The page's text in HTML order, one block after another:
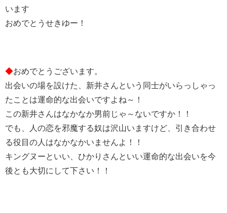
います︎
おめでとうせきゆー！
◆おめでとうございます。
出会いの場を設けた、新井さんという同士がいらっしゃっ
たことは運命的な出会いですよね～！
この新井さんはなかなか男前じゃ～ないですか！！
でも、人の恋を邪魔する奴は沢山いますけど、引き合わせ
る役目の人はなかなかいませんよ！！
キングヌーといい、ひかりさんといい運命的な出会いを今
後とも大切にして下さい！！